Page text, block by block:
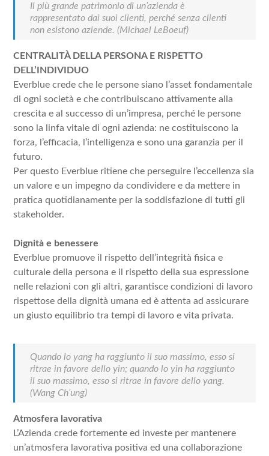
Il più grande patrimonio di un’azienda è
rappresentato dai suoi clienti, perché senza clienti
non esistono aziende. (Michael LeBoeuf)
CENTRALITÀ DELLA PERSONA E RISPETTO
DELL’INDIVIDUO
Everblue crede che le persone siano l’asset fondamentale
di ogni società e che contribuiscano attivamente alla
crescita e al successo di un’impresa, perché le persone
sono la linfa vitale di ogni azienda: ne costituiscono la
forza, l’efficacia, l’intelligenza e sono una garanzia per il
futuro.
Per questo Everblue ritiene che perseguire l’eccellenza sia
un valore e un impegno da condividere e da mettere in
pratica quotidianamente per la soddisfazione di tutti gli
stakeholder.
Dignità e benessere
Everblue promuove il rispetto dell’integrità fisica e
culturale della persona e il rispetto della sua espressione
nelle relazioni con gli altri, garantisce condizioni di lavoro
rispettose della dignità umana ed è attenta ad assicurare
un giusto equilibrio tra tempi di lavoro e vita privata.
Quando lo yang ha raggiunto il suo massimo, esso si
ritrae in favore dello yin; quando lo yin ha raggiunto
il suo massimo, esso si ritrae in favore dello yang.
(Wang Ch’ung)
Atmosfera lavorativa
L’Azienda crede fortemente ed investe per mantenere
un’atmosfera lavorativa positiva ed una collaborazione